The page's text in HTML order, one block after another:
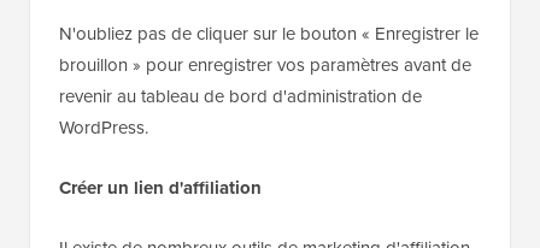
N'oubliez pas de cliquer sur le bouton « Enregistrer le
brouillon » pour enregistrer vos paramètres avant de
revenir au tableau de bord d'administration de
WordPress.
Créer un lien d'affiliation